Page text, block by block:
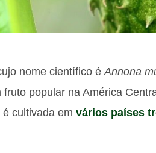
nome científico éAnnona
popular na América
cultivada em vários países